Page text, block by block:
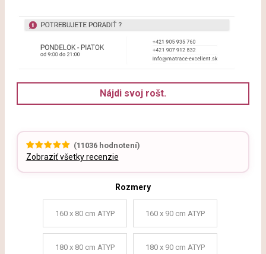
Nájdi svoj rošt.
(11036hodnotení)
Zobraziť všetky recenzie
Rozmery
160 x 80 cm ATYP 160 x 90 cm ATYP
180 x 80 cm ATYP 180 x 90 cm ATYP